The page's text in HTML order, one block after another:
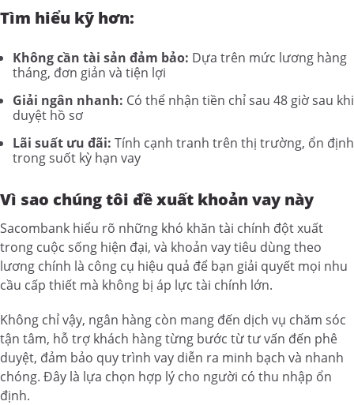
Tìm hiểu kỹ hơn:
Không cần tài sản đảm bảo: Dựa trên mức lương hàng
tháng, đơn giản và tiện lợi
Giải ngân nhanh: Có thể nhận tiền chỉ sau 48 giờ sau khi
duyệt hồ sơ
Lãi suất ưu đãi: Tính cạnh tranh trên thị trường, ổn định
trong suốt kỳ hạn vay
Vì sao chúng tôi đề xuất khoản vay này
Sacombank hiểu rõ những khó khăn tài chính đột xuất
trong cuộc sống hiện đại, và khoản vay tiêu dùng theo
lương chính là công cụ hiệu quả để bạn giải quyết mọi nhu
cầu cấp thiết mà không bị áp lực tài chính lớn.
Không chỉ vậy, ngân hàng còn mang đến dịch vụ chăm sóc
tận tâm, hỗ trợ khách hàng từng bước từ tư vấn đến phê
duyệt, đảm bảo quy trình vay diễn ra minh bạch và nhanh
chóng. Đây là lựa chọn hợp lý cho người có thu nhập ổn
định.